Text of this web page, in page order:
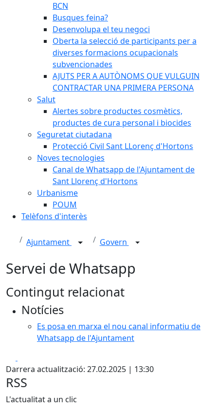
BCN
Busques feina?
Desenvolupa el teu negoci
Oberta la selecció de participants per a
diverses formacions ocupacionals
subvencionades
AJUTS PER A AUTÒNOMS QUE VULGUIN
CONTRACTAR UNA PRIMERA PERSONA
Salut
Alertes sobre productes cosmètics,
productes de cura personal i biocides
Seguretat ciutadana
Protecció Civil Sant LLorenç d'Hortons
Noves tecnologies
Canal de Whatsapp de l'Ajuntament de
Sant Llorenç d'Hortons
Urbanisme
POUM
Telèfons d'interès
Ajuntament Govern
Servei de Whatsapp
Contingut relacionat
Notícies
Es posa en marxa el nou canal informatiu de
Whatsapp de l'Ajuntament
Darrera actualització: 27.02.2025 | 13:30
RSS
L'actualitat a un clic